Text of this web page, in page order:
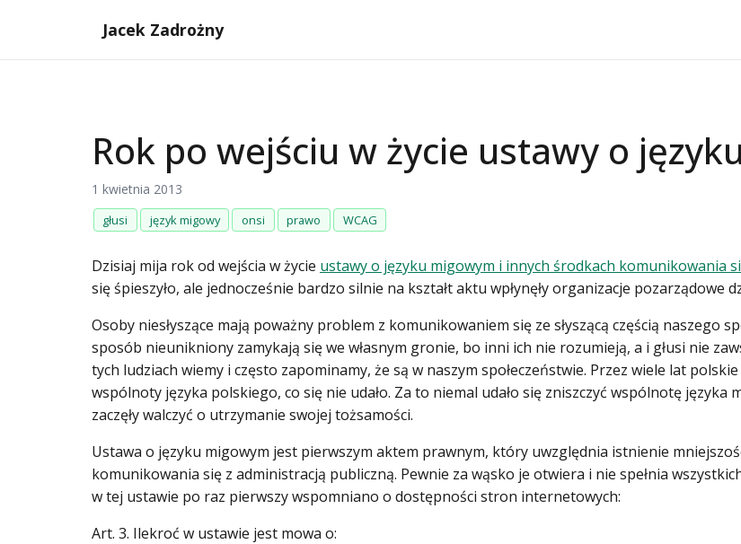
Jacek Zadrożny
Rok po wejściu w życie ustawy o
1 kwietnia 2013
głusi język migowy onsi prawo WCAG
Dzisiaj mija rok od wejścia w życie ustawy o języku migowym i innych środkach komunikowania
się śpieszyło, ale jednocześnie bardzo silnie na kształt aktu wpłynęły organizacje pozarządowe
Osoby niesłyszące mają poważny problem z komunikowaniem się ze słyszącą częścią naszego
sposób nieunikniony zamykają się we własnym gronie, bo inni ich nie rozumieją, a i głusi nie
tych ludziach wiemy i często zapominamy, że są w naszym społeczeństwie. Przez wiele lat polskie
wspólnoty języka polskiego, co się nie udało. Za to niemal udało się zniszczyć wspólnotę języka
zaczęły walczyć o utrzymanie swojej tożsamości.
Ustawa o języku migowym jest pierwszym aktem prawnym, który uwzględnia istnienie
komunikowania się z administracją publiczną. Pewnie za wąsko je otwiera i nie spełnia
w tej ustawie po raz pierwszy wspomniano o dostępności stron internetowych:
Art. 3. Ilekroć w ustawie jest mowa o: